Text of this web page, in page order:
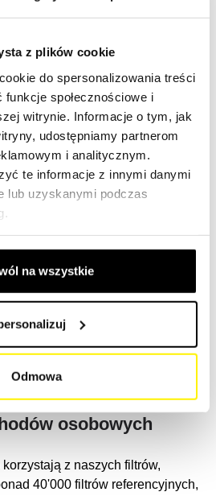
z plików cookie
do spersonalizowania treści
społecznościowe i
witrynie. Informacje o tym, jak
udostępniamy partnerom
i analitycznym.
te informacje z innymi danymi
lub uzyskanymi podczas
na wszystkie
Odmowa
są regularnie sprawdzane i w
zwiększona wydajność
najlepsze rozwiązanie
pojazdów.(Link)
dla swojego środka
niezawodność. Oferujemy nie
wszystkich możliwych marek,
sprawdzone filtry od SF-Filter.
(Link)
do wszystkich
osobowych
z naszych filtrów,
40'000 filtrów referencyjnych,